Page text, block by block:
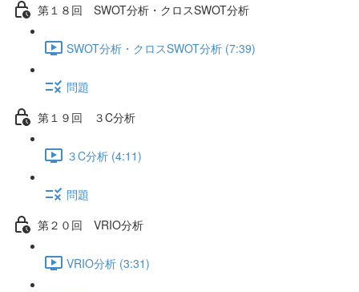
第１８回 SWOT分析・クロスSWOT分析
SWOT分析・クロスSWOT分析 (7:39)
問題
第１９回 ３C分析
３C分析 (4:11)
問題
第２０回 VRIO分析
VRIO分析 (3:31)